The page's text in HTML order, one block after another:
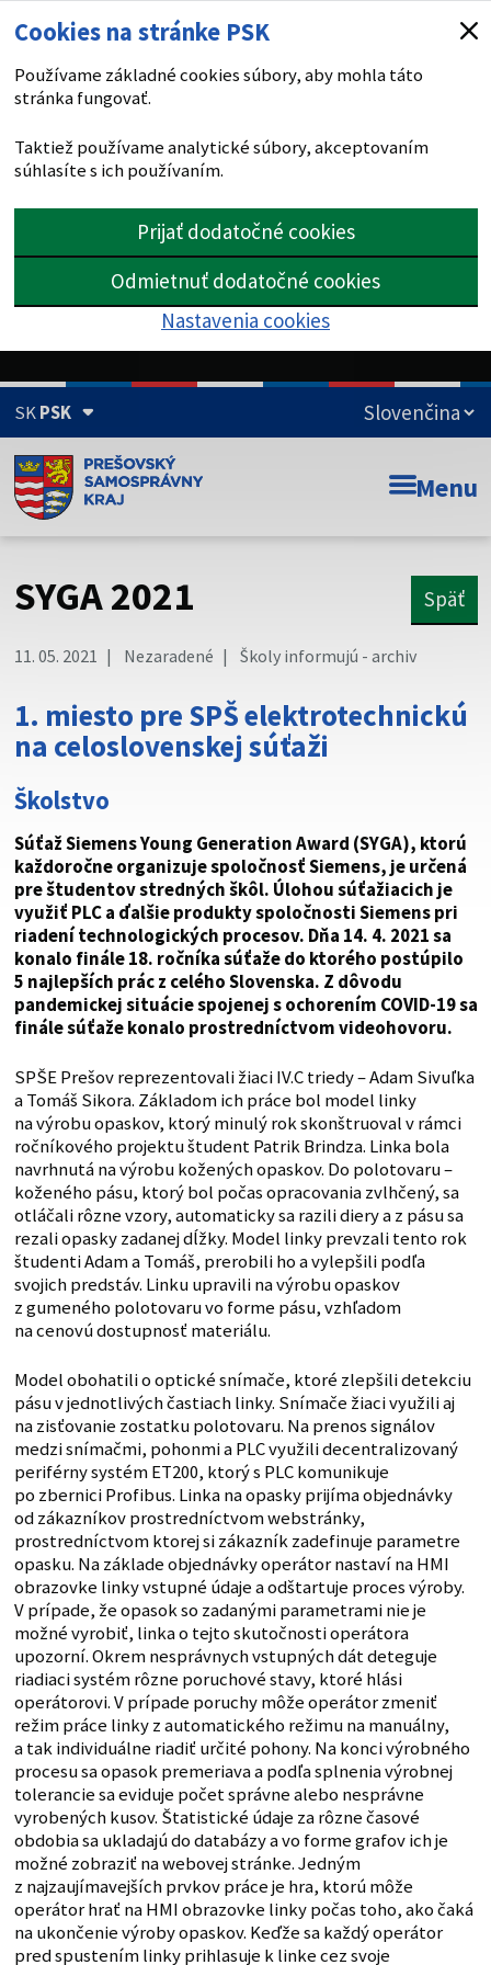
Cookies na stránke PSK
Používame základné cookies súbory, aby mohla táto
stránka fungovať.
Taktiež používame analytické súbory, akceptovaním
súhlasíte s ich používaním.
Prijať dodatočné cookies
Odmietnuť dodatočné cookies
Nastavenia cookies
SKPSK
Doména psk.sk je oficiálna
Toto je oficiálna webová stránka Prešovského
Buďte pozorní a vždy sa uistite, že zdieľate informácie iba
vždy začína https:// pred názvom domény webového sídla.
Menu
SYGA 2021 Späť
11. 05. 2021 Nezaradené Školy informujú - archiv
1. miesto pre SPŠ elektrotechnickú
na celoslovenskej súťaži
Školstvo
Súťaž Siemens Young Generation Award (SYGA), ktorú
každoročne organizuje spoločnosť Siemens, je určená
pre študentov stredných škôl. Úlohou súťažiacich je
využiť PLC a ďalšie produkty spoločnosti Siemens pri
riadení technologických procesov. Dňa 14. 4. 2021 sa
konalo finále 18. ročníka súťaže do ktorého postúpilo
5 najlepších prác z celého Slovenska. Z dôvodu
pandemickej situácie spojenej s ochorením COVID-19 sa
finále súťaže konalo prostredníctvom videohovoru.
SPŠE Prešov reprezentovali žiaci IV.C triedy – Adam Sivuľka
a Tomáš Sikora. Základom ich práce bol model linky
na výrobu opaskov, ktorý minulý rok skonštruoval v rámci
ročníkového projektu študent Patrik Brindza. Linka bola
navrhnutá na výrobu kožených opaskov. Do polotovaru –
koženého pásu, ktorý bol počas opracovania zvlhčený, sa
otláčali rôzne vzory, automaticky sa razili diery a z pásu sa
rezali opasky zadanej dĺžky. Model linky prevzali tento rok
študenti Adam a Tomáš, prerobili ho a vylepšili podľa
svojich predstáv. Linku upravili na výrobu opaskov
z gumeného polotovaru vo forme pásu, vzhľadom
na cenovú dostupnosť materiálu.
Model obohatili o optické snímače, ktoré zlepšili detekciu
pásu v jednotlivých častiach linky. Snímače žiaci využili aj
na zisťovanie zostatku polotovaru. Na prenos signálov
medzi snímačmi, pohonmi a PLC využili decentralizovaný
periférny systém ET200, ktorý s PLC komunikuje
po zbernici Profibus. Linka na opasky prijíma objednávky
od zákazníkov prostredníctvom webstránky,
prostredníctvom ktorej si zákazník zadefinuje parametre
opasku. Na základe objednávky operátor nastaví na HMI
obrazovke linky vstupné údaje a odštartuje proces výroby.
V prípade, že opasok so zadanými parametrami nie je
možné vyrobiť, linka o tejto skutočnosti operátora
upozorní. Okrem nesprávnych vstupných dát deteguje
riadiaci systém rôzne poruchové stavy, ktoré hlási
operátorovi. V prípade poruchy môže operátor zmeniť
režim práce linky z automatického režimu na manuálny,
a tak individuálne riadiť určité pohony. Na konci výrobného
procesu sa opasok premeriava a podľa splnenia výrobnej
tolerancie sa eviduje počet správne alebo nesprávne
vyrobených kusov. Štatistické údaje za rôzne časové
obdobia sa ukladajú do databázy a vo forme grafov ich je
možné zobraziť na webovej stránke. Jedným
z najzaujímavejších prvkov práce je hra, ktorú môže
operátor hrať na HMI obrazovke linky počas toho, ako čaká
na ukončenie výroby opaskov. Keďže sa každý operátor
pred spustením linky prihlasuje k linke cez svoje